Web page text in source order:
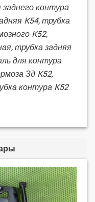
контура
K54, трубка
K52,
трубка задняя
для контура
Зд K52,
контура K52